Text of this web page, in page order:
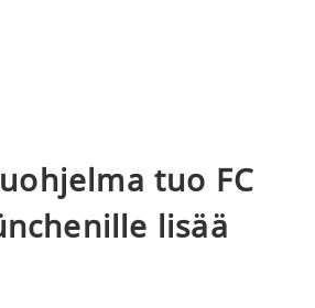
tuo FC
lisää